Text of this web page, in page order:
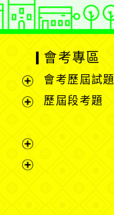
展
單
開
選
單
展
開
會考專區
會考歷屆試題
歷屆段考題